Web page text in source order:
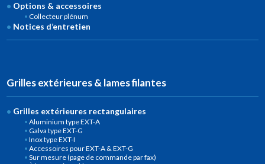
Options & accessoires
Collecteur plénum
Notices d’entretien
Grilles extérieures & lames filantes
Grilles extérieures rectangulaires
Aluminium type EXT-A
Galva type EXT-G
Inox type EXT-I
Accessoires pour EXT-A & EXT-G
Sur mesure (page de commande par fax)